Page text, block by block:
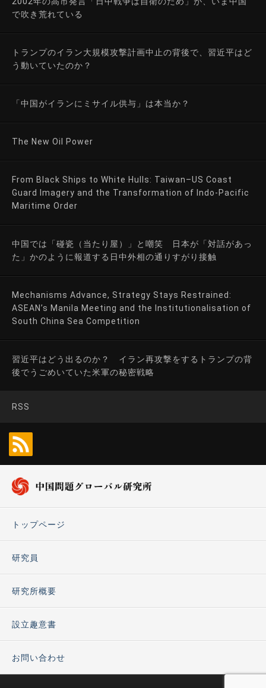
で吹き荒れている
トランプのイラン大規模攻撃計画中止の背後で、習近平はど
う動いていたのか？
「中国がイランにミサイル供与」は本当か？
The New Oil Power
From Black Ships to White Hulls: Taiwan–US Coast
Guard Imagery and the Transformation of Indo-Pacific
Maritime Order
中国では「碰瓷（当たり屋）」と嘲笑 日本が「対話があっ
た」かのように報道する日中外相の通りすがり接触
Mechanisms Advance, Strategy Stays Restrained:
ASEAN’s Manila Meeting and the Institutionalisation of
South China Sea Competition
習近平はどう出るのか？ イラン再攻撃をするトランプの背
後でうごめいていた米軍の秘密戦略
RSS
トップページ
研究員
研究所概要
設立趣意書
お問い合わせ